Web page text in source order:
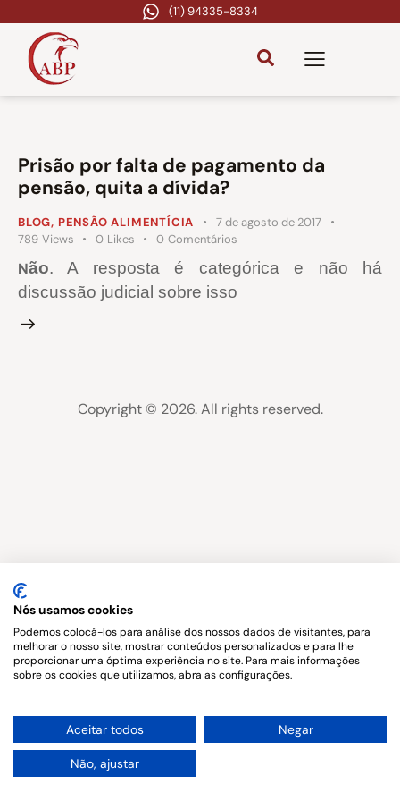
(11) 94335-8334
Prisão por falta de pagamento da
pensão, quita a dívida?
BLOG, PENSÃO ALIMENTÍCIA
7 de agosto de 2017
789 Views 0 Likes 0 Comentários
Não. A resposta é categórica e não há
discussão judicial sobre isso
Copyright © 2026. All rights reserved.
Nós usamos cookies
Podemos colocá-los para análise dos nossos dados de visitantes, para
melhorar o nosso site, mostrar conteúdos personalizados e para lhe
proporcionar uma óptima experiência no site. Para mais informações
sobre os cookies que utilizamos, abra as configurações.
Aceitar todos Negar
Não, ajustar